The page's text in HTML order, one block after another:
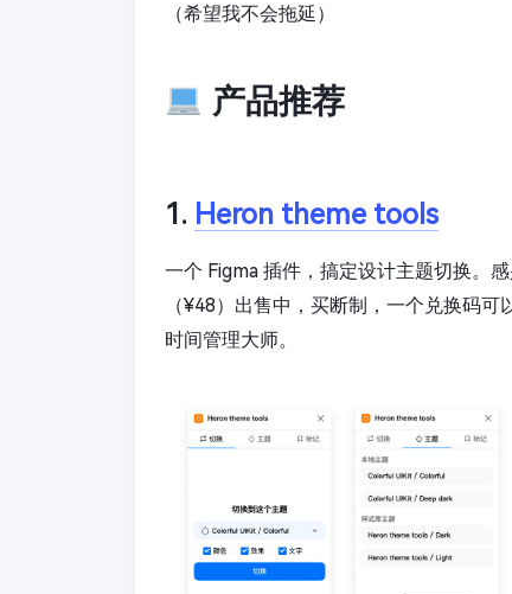
（希望我不会拖延）
产品推荐
1. Heron theme tools
一个 Figma 插件，搞定设计主题切换。
（¥48）出售中，买断制，一个兑换码
时间管理大师。